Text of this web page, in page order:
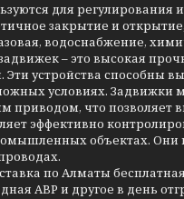
для регулирования
закрытие и
водоснабжение,
– это высокая
Эти устройства способны
условиях. Задвижки
приводом, что позволяет
эффективно
объектах.
по Алматы
АВР и другое в день